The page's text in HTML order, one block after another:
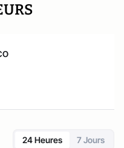
24 Heures 7 Jours